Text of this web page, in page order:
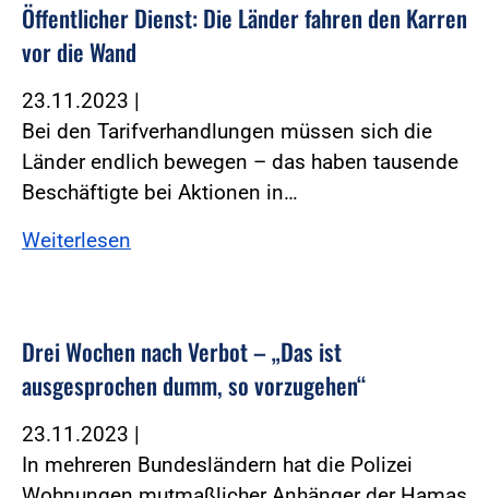
Öffentlicher Dienst: Die Länder fahren den Karren
vor die Wand
23.11.2023 |
Bei den Tarifverhandlungen müssen sich die
Länder endlich bewegen – das haben tausende
Beschäftigte bei Aktionen in…
Weiterlesen
Drei Wochen nach Verbot – „Das ist
ausgesprochen dumm, so vorzugehen“
23.11.2023 |
In mehreren Bundesländern hat die Polizei